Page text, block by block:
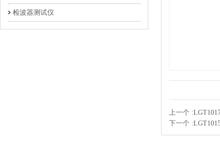
检波器测试仪
上一个 :
下一个 :